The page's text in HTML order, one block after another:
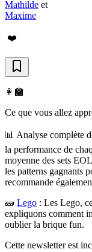
Mathilde et
Maxime
❤️
👩‍🏫
Ce que vous allez
📊 Analyse complète
la performance de
moyenne des sets
les patterns gagnants
recommande
🧱 Lego : Les Lego,
expliquons comment
oublier la brique fun.
Cette newsletter est